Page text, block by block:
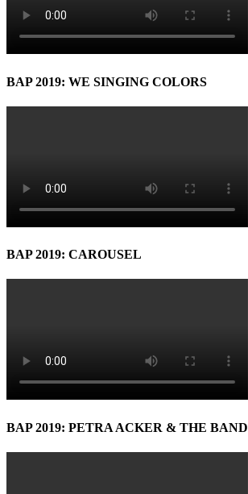
BAP 2019: WE SINGING COLORS
BAP 2019: CAROUSEL
BAP 2019: PETRA ACKER & THE BAND